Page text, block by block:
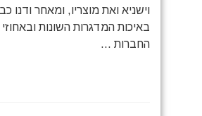
וישניא ואת מוצריו, ומאחר ודנו
באיכות המדגרות השונות
החברות ...